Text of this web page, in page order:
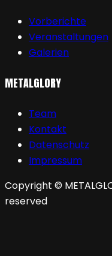
Vorberichte
Veranstaltungen
Galerien
METALGLORY
Team
Kontakt
Datenschutz
Impressum
Copyright ©
reserved